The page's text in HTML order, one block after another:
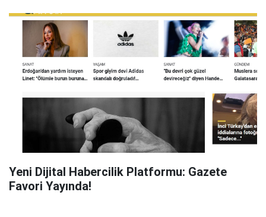
Yeni Dijital Habercilik Platformu: Gazete
Favori Yayında!